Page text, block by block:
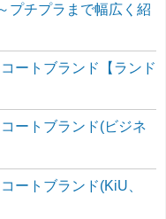
プチプラまで幅広く紹
ートブランド【ランド
ートブランド(ビジネ
ートブランド(KiU、